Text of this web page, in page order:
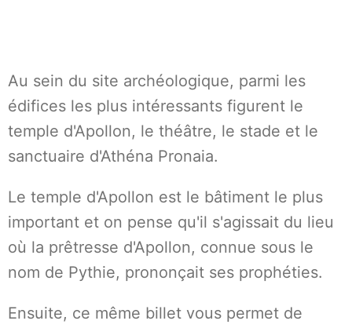
Au sein du site archéologique, parmi les
édifices les plus intéressants figurent le
temple d'Apollon, le théâtre, le stade et le
sanctuaire d'Athéna Pronaia.
Le temple d'Apollon est le bâtiment le plus
important et on pense qu'il s'agissait du lieu
où la prêtresse d'Apollon, connue sous le
nom de Pythie, prononçait ses prophéties.
Ensuite, ce même billet vous permet de